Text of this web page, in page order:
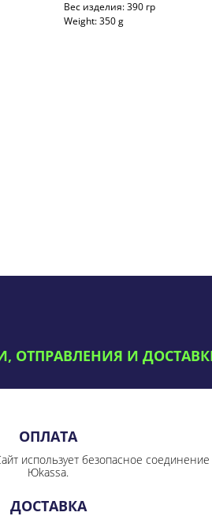
Вес изделия: 390 гр
Weight: 350 g
ОТПРАВЛЕНИЯ И
ОПЛАТА
использует безопасное соединение
Юkassa.
ДОСТАВКА